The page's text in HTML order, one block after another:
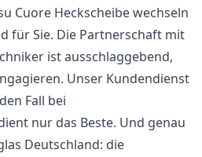
Cuore Heckscheibe wechseln
für Sie. Die Partnerschaft mit
ist ausschlaggebend,
Unser Kundendienst
Fall bei
nur das Beste. Und genau
Deutschland: die